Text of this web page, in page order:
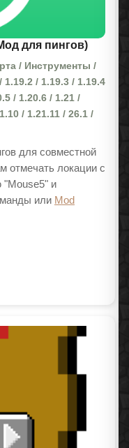
для пингов)
/ Инструменты /
1.19.2 / 1.19.3 / 1.19.4
/ 1.20.6 / 1.21 /
/ 1.21.11 / 26.1 /
для совместной
отмечать локации с
и
или Mod